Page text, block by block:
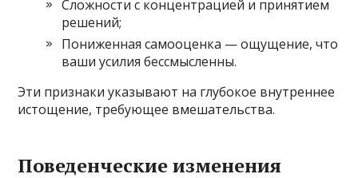
Сложности с концентрацией и принятием
решений;
Пониженная самооценка — ощущение, что
ваши усилия бессмысленны.
Эти признаки указывают на глубокое внутреннее
истощение, требующее вмешательства.
Поведенческие изменения